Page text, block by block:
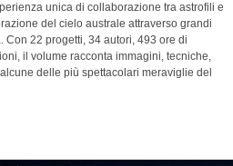
unica di collaborazione tra astrofili e
del cielo australe attraverso grandi
22 progetti, 34 autori, 493 ore di
il volume racconta immagini, tecniche,
delle più spettacolari meraviglie del